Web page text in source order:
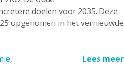
doelen voor 2035. Deze
opgenomen in het vernieuwde
Lees meer